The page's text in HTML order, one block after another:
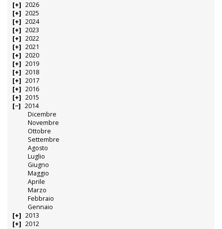
2026
2025
2024
2023
2022
2021
2020
2019
2018
2017
2016
2015
2014
Dicembre
Novembre
Ottobre
Settembre
Agosto
Luglio
Giugno
Maggio
Aprile
Marzo
Febbraio
Gennaio
2013
2012